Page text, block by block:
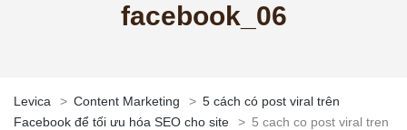
facebook_06
Levica > Content Marketing > 5 cách có post viral trên
Facebook để tối ưu hóa SEO cho site
> 5 cach co post viral tren